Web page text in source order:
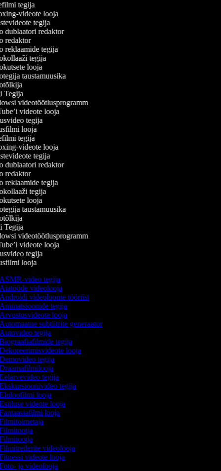
tegija
videote looja
tegija
dublaatori redaktor
redaktor
reklaamide tegija
tegija
looja
taustamuusika
videotöötlusprogramm
videote looja
tegija
looja
tegija
videote looja
tegija
dublaatori redaktor
redaktor
reklaamide tegija
tegija
looja
taustamuusika
videotöötlusprogramm
videote looja
tegija
looja
video tegija
videolooja
videoloome tööriist
tegija
looja
subtiitrite generaator
tegija
tegija
looja
tegija
tegija
tegija
looja
videote looja
looja
videolooja
videote looja
ja videolooja